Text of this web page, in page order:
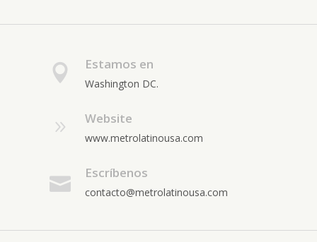
Estamos en
Washington DC.
Website
www.metrolatinousa.com
Escríbenos
contacto@metrolatinousa.com